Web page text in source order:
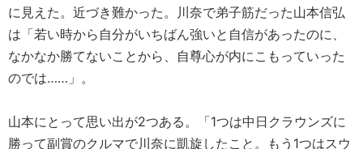
に見えた。近づき難かった。川奈で弟子筋だった山本信弘
は「若い時から自分がいちばん強いと自信があったのに、
なかなか勝てないことから、自尊心が内にこもっていった
のでは……」。
山本にとって思い出が2つある。「1つは中日クラウンズに
勝って副賞のクルマで川奈に凱旋したこと。もう1つはスウ